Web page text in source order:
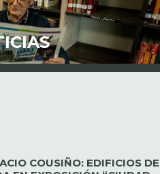
COUSIÑO: EDIFICIOS DE